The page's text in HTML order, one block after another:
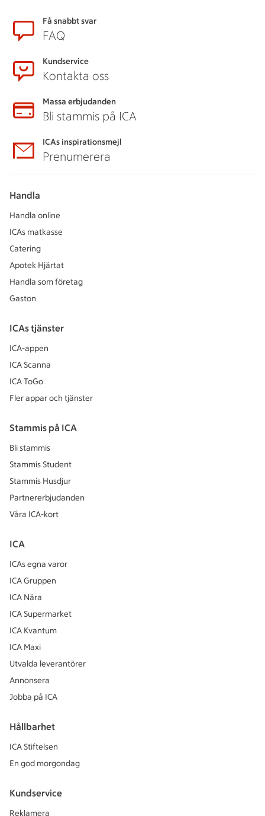
SidfotFå snabbt svar
FAQ
Kundservice
Kontakta oss
Massa erbjudanden
Bli stammis på ICA
ICAs inspirationsmejl
Prenumerera
Handla
Handla online
ICAs matkasse
Catering
Apotek Hjärtat
Handla som företag
Gaston
ICAs tjänster
ICA-appen
ICA Scanna
ICA ToGo
Fler appar och tjänster
Stammis på ICA
Bli stammis
Stammis Student
Stammis Husdjur
Partnererbjudanden
Våra ICA-kort
ICA
ICAs egna varor
ICA Gruppen
ICA Nära
ICA Supermarket
ICA Kvantum
ICA Maxi
Utvalda leverantörer
Annonsera
Jobba på ICA
Hållbarhet
ICA Stiftelsen
En god morgondag
Kundservice
Reklamera